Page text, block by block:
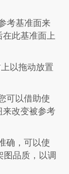
考基准面来
此基准面上
以拖动放置
可以借助使
改变被参考
确，可以使
图品质，以调